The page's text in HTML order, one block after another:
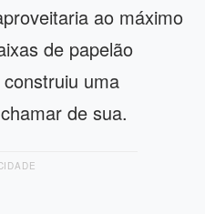
ao máximo
de papelão
uma
de sua.